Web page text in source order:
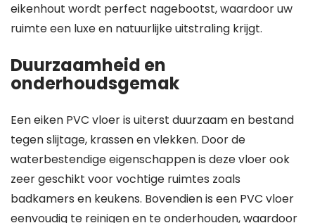
eikenhout wordt perfect nagebootst, waardoor uw
ruimte een luxe en natuurlijke uitstraling krijgt.
Duurzaamheid en
onderhoudsgemak
Een eiken PVC vloer is uiterst duurzaam en bestand
tegen slijtage, krassen en vlekken. Door de
waterbestendige eigenschappen is deze vloer ook
zeer geschikt voor vochtige ruimtes zoals
badkamers en keukens. Bovendien is een PVC vloer
eenvoudig te reinigen en te onderhouden, waardoor